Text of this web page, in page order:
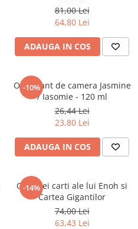
81,00 Lei
64,80 Lei
ADAUGA IN COS
-10%
Odorizant de camera Jasmine
/ Iasomie - 120 ml
26,44 Lei
23,80 Lei
ADAUGA IN COS
-14%
Cele trei carti ale lui Enoh si
Cartea Gigantilor
74,00 Lei
63,43 Lei